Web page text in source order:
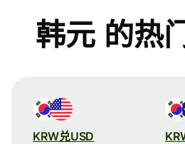
韩元 的热
KRW兑USD